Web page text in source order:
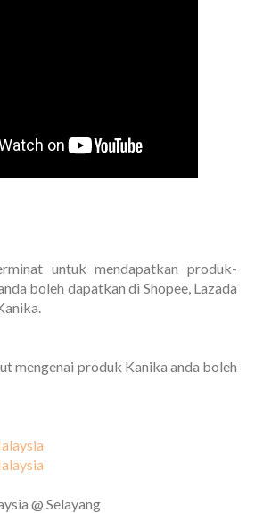
untuk mendapatkan produk-
boleh dapatkan di Shopee, Lazada
mengenai produk Kanika anda boleh
@ Selayang